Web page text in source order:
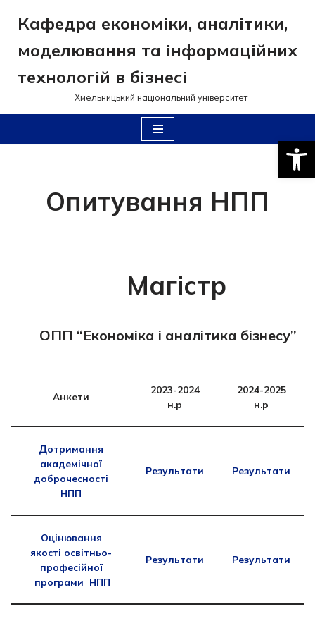
Перейти
до
вмісту
Кафедра економіки, аналітики,
моделювання та інформаційних
технологій в бізнесі
Хмельницький національний університет
Опитування НПП
Магістр
ОПП “Економіка і аналітика бізнесу”
Анкети
2023-2024
н.р
2024-2025
н.р
Дотримання
академічної
доброчесності
НПП
Результати Результати
Оцінювання
якості освітньо-
професійної
програми НПП
Результати Результати